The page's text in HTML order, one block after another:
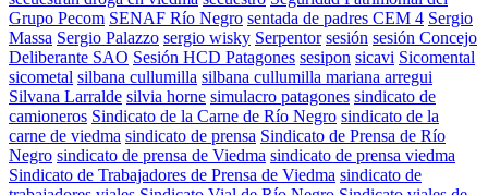
Grupo Pecom SENAF Río Negro sentada de padres CEM 4 Sergio
Massa Sergio Palazzo sergio wisky Serpentor sesión sesión Concejo
Deliberante SAO Sesión HCD Patagones sesipon sicavi Sicomental
sicometal silbana cullumilla silbana cullumilla mariana arregui
Silvana Larralde silvia horne simulacro patagones sindicato de
camioneros Sindicato de la Carne de Río Negro sindicato de la
carne de viedma sindicato de prensa Sindicato de Prensa de Río
Negro sindicato de prensa de Viedma sindicato de prensa viedma
Sindicato de Trabajadores de Prensa de Viedma sindicato de